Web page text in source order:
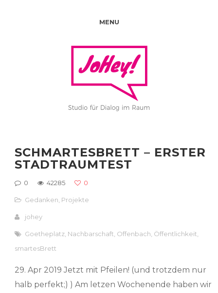
MENU
SCHMARTESBRETT – ERSTER
STADTRAUMTEST
0 42285 0
Gedanken Projekte
johey
Goetheplatz Nachbarschaft Offenbach Öffentlichkeit
smartesBrett
29. Apr 2019 Jetzt mit Pfeilen! (und trotzdem nur
halb perfekt;) ) Am letzen Wochenende haben wir